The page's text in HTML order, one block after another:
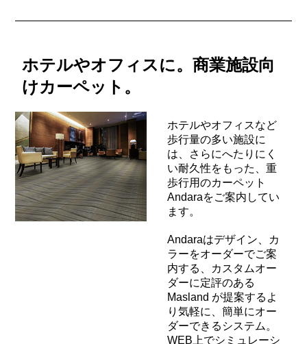
ホテルやオフィスに。商業施設向
けカーペット。
ホテルやオフィスなど
歩行量の多い施設に
は、さらにへたりにく
い耐久性をもった、重
歩行用のカーペット
Andaraをご案内してい
ます。
Andaraはデザイン、カ
ラーをオーダーでご案
内する、カスタムオー
ダーに定評のある
Masland が提案するよ
り気軽に、簡単にオー
ダーできるシステム。
WEB上でシミュレーシ